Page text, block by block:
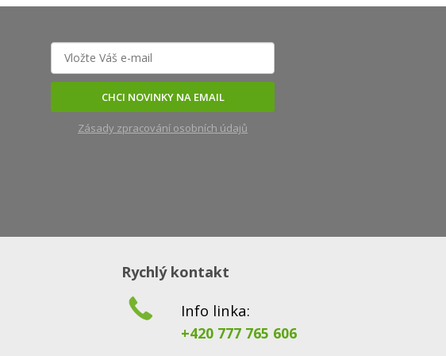
CHCI NOVINKY NA EMAIL
Zásady zpracování osobních údajů
Rychlý kontakt
Info linka:
+420 777 765 606